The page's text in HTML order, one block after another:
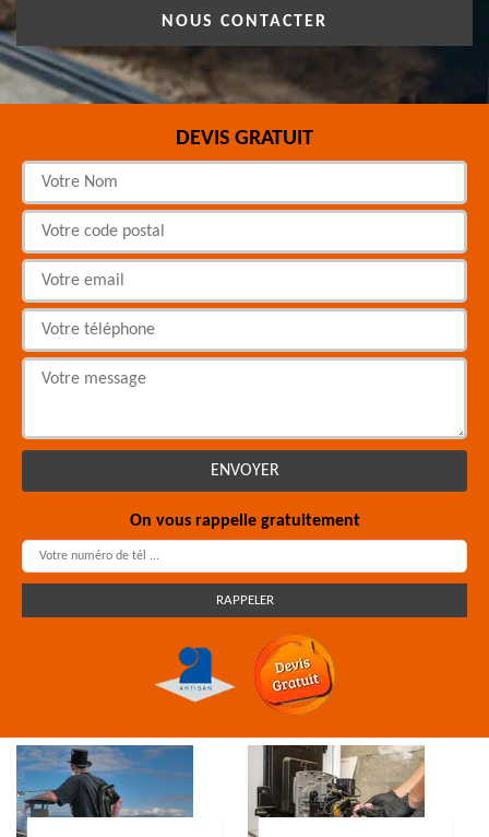
NOUS CONTACTER
DEVIS GRATUIT
On vous rappelle gratuitement